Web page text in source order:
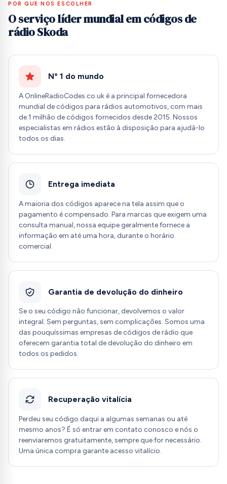
POR QUE NOS ESCOLHER
O serviço líder mundial em códigos de
rádio Skoda
Nº 1 do mundo
A OnlineRadioCodes.co.uk é a principal fornecedora
mundial de códigos para rádios automotivos, com mais
de 1 milhão de códigos fornecidos desde 2015. Nossos
especialistas em rádios estão à disposição para ajudá-lo
todos os dias.
Entrega imediata
A maioria dos códigos aparece na tela assim que o
pagamento é compensado. Para marcas que exigem uma
consulta manual, nossa equipe geralmente fornece a
informação em até uma hora, durante o horário
comercial.
Garantia de devolução do dinheiro
Se o seu código não funcionar, devolvemos o valor
integral. Sem perguntas, sem complicações. Somos uma
das pouquíssimas empresas de códigos de rádio que
oferecem garantia total de devolução do dinheiro em
todos os pedidos.
Recuperação vitalícia
Perdeu seu código daqui a algumas semanas ou até
mesmo anos? É só entrar em contato conosco e nós o
reenviaremos gratuitamente, sempre que for necessário.
Uma única compra garante acesso vitalício.